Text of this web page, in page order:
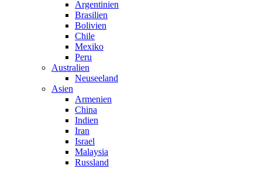
Argentinien
Brasilien
Bolivien
Chile
Mexiko
Peru
Australien
Neuseeland
Asien
Armenien
China
Indien
Iran
Israel
Malaysia
Russland